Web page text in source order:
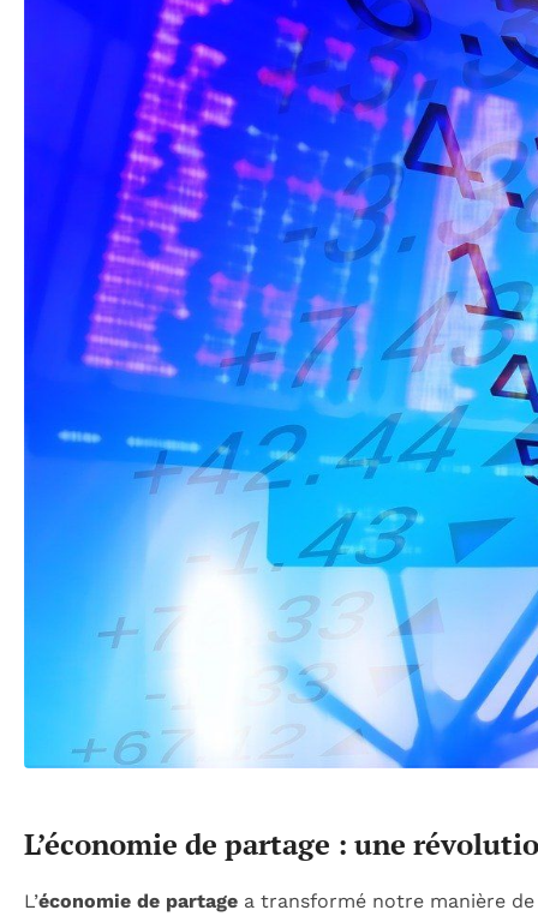
L’économie de partage : une
L’économie de partage a transformé notre manière